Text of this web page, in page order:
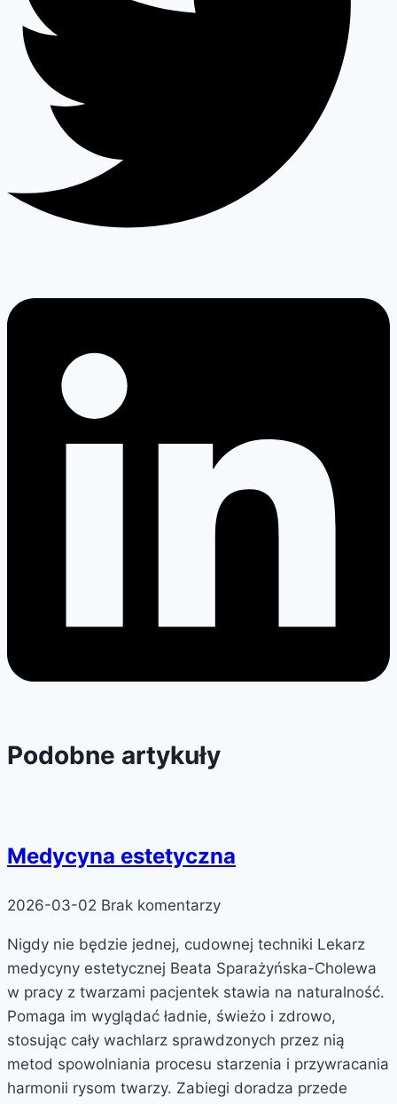
Podobne artykuły
Medycyna estetyczna
2026-03-02 Brak komentarzy
Nigdy nie będzie jednej, cudownej techniki Lekarz
medycyny estetycznej Beata Sparażyńska-Cholewa
w pracy z twarzami pacjentek stawia na naturalność.
Pomaga im wyglądać ładnie, świeżo i zdrowo,
stosując cały wachlarz sprawdzonych przez nią
metod spowolniania procesu starzenia i przywracania
harmonii rysom twarzy. Zabiegi doradza przede